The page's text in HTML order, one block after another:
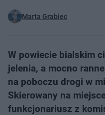
Marta Grabiec
W powiecie bialskim
jelenia, a mocno
na poboczu drogi w
Skierowany na
funkcjonariusz z